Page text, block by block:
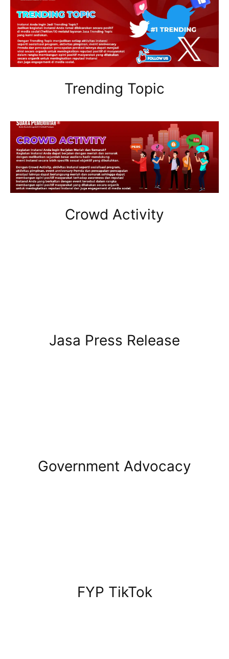
Trending Topic
Crowd Activity
Jasa Press Release
Government Advocacy
FYP TikTok